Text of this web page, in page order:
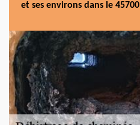
et ses environs dans le 45700